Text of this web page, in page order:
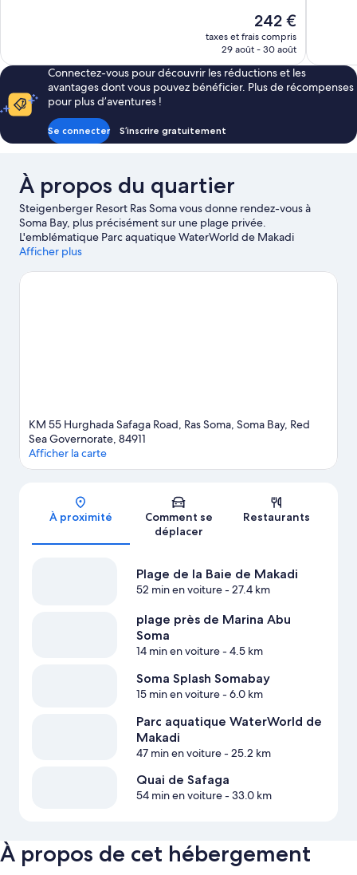
Le
nouveau
prix
de
242 €
242 €
taxes et frais compris
29 août - 30 août
Connectez-vous pour découvrir les réductions et les
avantages dont vous pouvez bénéficier. Plus de récompenses
pour plus d’aventures !
Se connecter S’inscrire gratuitement
À propos du quartier
Steigenberger Resort Ras Soma vous donne rendez-vous à
Soma Bay, plus précisément sur une plage privée.
L'emblématique Parc aquatique WaterWorld de Makadi
constitue une attraction populaire de la région, mais si un
plongée de Ras Abu Soma et Marina Hurghada valent
Afficher plus
KM 55 Hurghada Safaga Road, Ras Soma, Soma Bay, Red
Sea Governorate, 84911
Afficher la carte
À proximité
Comment se
déplacer
Restaurants
Plage de la Baie de Makadi
52 min en voiture- 27.4 km
plage près de Marina Abu
Soma
14 min en voiture- 4.5 km
Soma Splash Somabay
15 min en voiture- 6.0 km
Parc aquatique WaterWorld de
Makadi
47 min en voiture- 25.2 km
Quai de Safaga
54 min en voiture- 33.0 km
À propos de cet hébergement